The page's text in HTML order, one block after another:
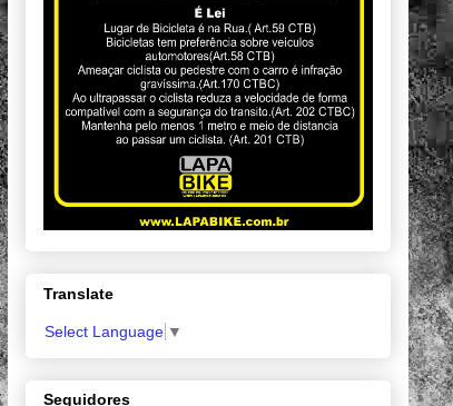
Translate
Select Language ▼
Seguidores